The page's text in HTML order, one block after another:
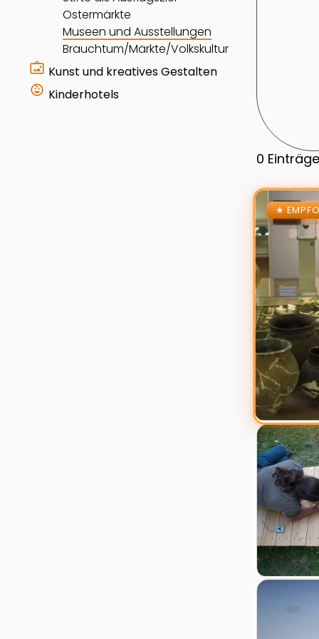
Ostermärkte
Museen und Ausstellungen
Brauchtum/Märkte/Volkskultur
wall_art Kunst und kreatives Gestalten
child_care Kinderhotels
0
Zur
Zur
Zur